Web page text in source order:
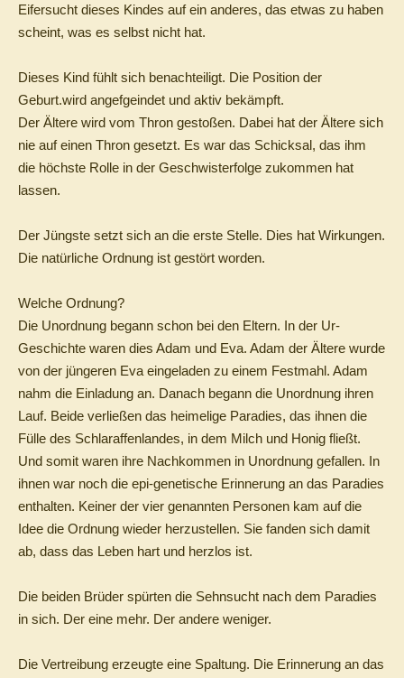
Eifersucht dieses Kindes auf ein anderes, das etwas zu haben
scheint, was es selbst nicht hat.
Dieses Kind fühlt sich benachteiligt. Die Position der
Geburt.wird angefgeindet und aktiv bekämpft.
Der Ältere wird vom Thron gestoßen. Dabei hat der Ältere sich
nie auf einen Thron gesetzt. Es war das Schicksal, das ihm
die höchste Rolle in der Geschwisterfolge zukommen hat
lassen.
Der Jüngste setzt sich an die erste Stelle. Dies hat Wirkungen.
Die natürliche Ordnung ist gestört worden.
Welche Ordnung?
Die Unordnung begann schon bei den Eltern. In der Ur-
Geschichte waren dies Adam und Eva. Adam der Ältere wurde
von der jüngeren Eva eingeladen zu einem Festmahl. Adam
nahm die Einladung an. Danach begann die Unordnung ihren
Lauf. Beide verließen das heimelige Paradies, das ihnen die
Fülle des Schlaraffenlandes, in dem Milch und Honig fließt.
Und somit waren ihre Nachkommen in Unordnung gefallen. In
ihnen war noch die epi-genetische Erinnerung an das Paradies
enthalten. Keiner der vier genannten Personen kam auf die
Idee die Ordnung wieder herzustellen. Sie fanden sich damit
ab, dass das Leben hart und herzlos ist.
Die beiden Brüder spürten die Sehnsucht nach dem Paradies
in sich. Der eine mehr. Der andere weniger.
Die Vertreibung erzeugte eine Spaltung. Die Erinnerung an das